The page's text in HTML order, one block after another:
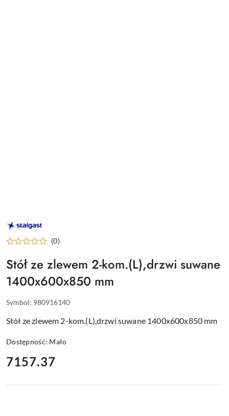
STALGAST
–
WYPOSAŻENIE
DLA
(0)
Stół ze zlewem 2-kom.(L),drzwi suwane
1400x600x850 mm
Symbol: 980916140
Stół ze zlewem 2-kom.(L),drzwi suwane 1400x600x850 mm
Dostępność: Mało
cena:
7157.37